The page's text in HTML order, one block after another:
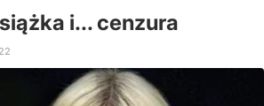
i... cenzura